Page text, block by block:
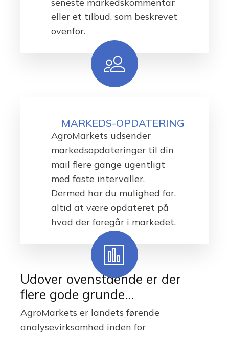
eller et tilbud, som beskrevet
ovenfor.
MARKEDS-OPDATERING
AgroMarkets udsender
markedsopdateringer til din
mail flere gange ugentligt
med faste intervaller.
Dermed har du mulighed for,
altid at være opdateret på
hvad der foregår i markedet.
Udover ovenstående er der
flere gode grunde...
AgroMarkets er landets førende
analysevirksomhed inden for